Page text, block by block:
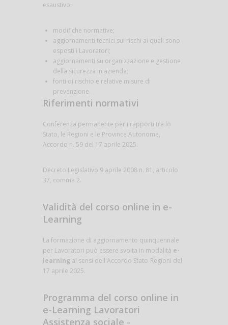
esaustivo:
modifiche normative;
aggiornamenti tecnici sui rischi ai quali sono
esposti i Lavoratori;
aggiornamenti su organizzazione e gestione
della sicurezza in azienda;
fonti di rischio e relative misure di
prevenzione.
Riferimenti normativi
Conferenza permanente per i rapporti tra lo
Stato, le Regioni e le Province Autonome,
Accordo n. 59 del 17 aprile 2025.
Decreto Legislativo 9 aprile 2008 n. 81, articolo
37, comma 2.
Validità del corso online in e-
Learning
La formazione di aggiornamento quinquennale
per Lavoratori può essere svolta in modalità e-
learning ai sensi dell'Accordo Stato-Regioni del
17 aprile 2025.
Programma del corso online in
e-Learning Lavoratori
Assistenza sociale -